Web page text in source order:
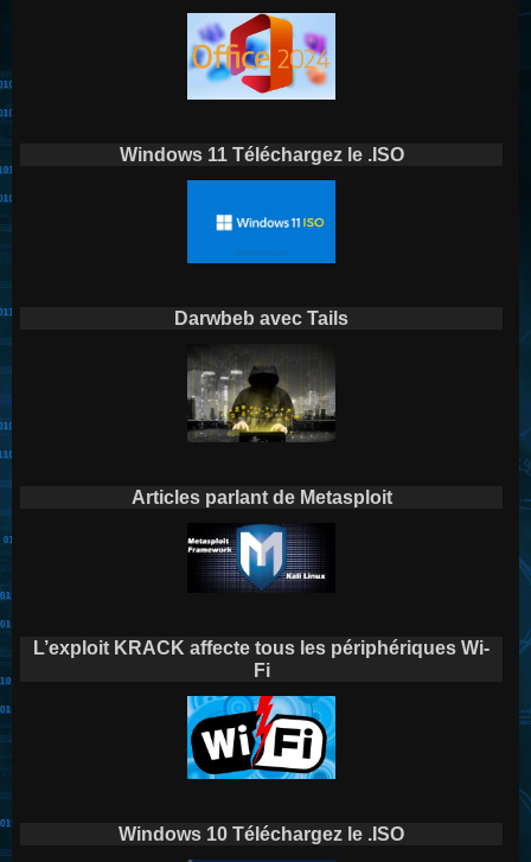
Windows 11 Téléchargez le .ISO
Darwbeb avec Tails
Articles parlant de Metasploit
L’exploit KRACK affecte tous les périphériques Wi-
Fi
Windows 10 Téléchargez le .ISO